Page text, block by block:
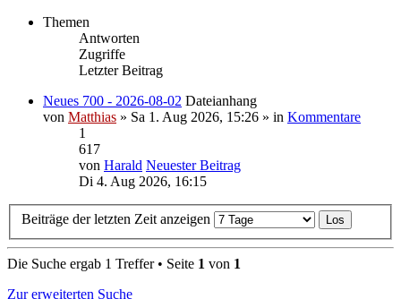
Themen
Antworten
Zugriffe
Letzter Beitrag
Neues 700 - 2026-08-02 Dateianhang
von Matthias » Sa 1. Aug 2026, 15:26 » in Kommentare
1
617
von Harald Neuester Beitrag
Di 4. Aug 2026, 16:15
Beiträge der letzten Zeit anzeigen
Die Suche ergab 1 Treffer • Seite 1 von 1
Zur erweiterten Suche